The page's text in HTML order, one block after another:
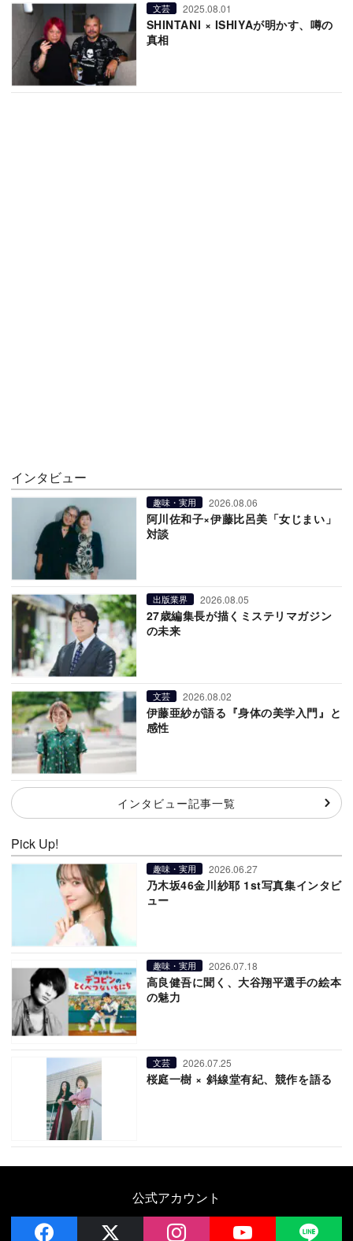
文芸 2025.08.01
SHINTANI × ISHIYAが明かす、噂の
真相
インタビュー
趣味・実用 2026.08.06
阿川佐和子×伊藤比呂美「女じまい」
対談
出版業界 2026.08.05
27歳編集長が描くミステリマガジン
の未来
文芸 2026.08.02
伊藤亜紗が語る『身体の美学入門』と
感性
インタビュー記事一覧
Pick Up!
趣味・実用 2026.06.27
乃木坂46金川紗耶 1st写真集インタビ
ュー
趣味・実用 2026.07.18
高良健吾に聞く、大谷翔平選手の絵本
の魅力
文芸 2026.07.25
桜庭一樹 × 斜線堂有紀、競作を語る
公式アカウント
facebook instagram YouTube